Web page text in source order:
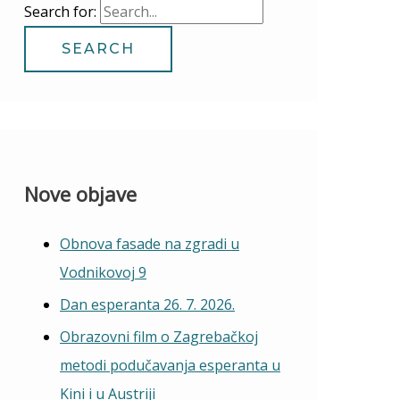
Search for:
Nove objave
Obnova fasade na zgradi u
Vodnikovoj 9
Dan esperanta 26. 7. 2026.
Obrazovni film o Zagrebačkoj
metodi podučavanja esperanta u
Kini i u Austriji